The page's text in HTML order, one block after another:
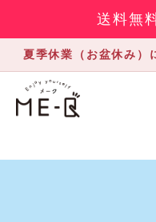
送料無
夏季休業（お盆休み）